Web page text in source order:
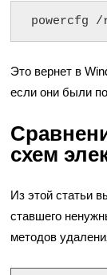
powercfg /
Это вернет в
если они были
схем
Из этой статьи
ставшего
методов